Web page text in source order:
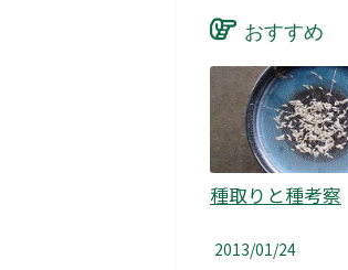
おすすめ
種取りと種考察
2013/01/24